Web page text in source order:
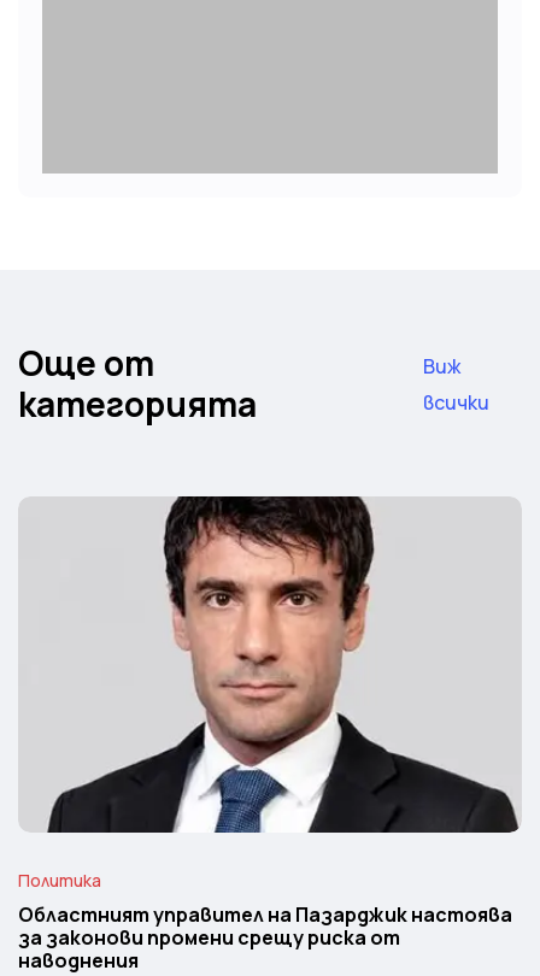
Още от
категорията
Виж
всички
Политика
Областният управител на Пазарджик настоява
за законови промени срещу риска от
наводнения